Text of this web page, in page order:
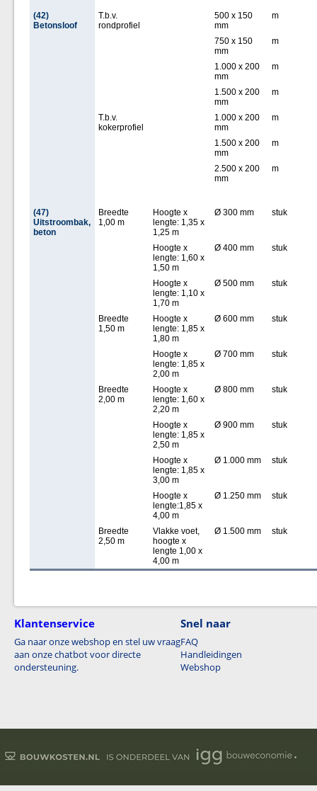
(42)
Betonsloof
T.b.v.
rondprofiel
500 x 150
mm
m
750 x 150
mm
m
1.000 x 200
mm
m
1.500 x 200
mm
m
T.b.v.
kokerprofiel
1.000 x 200
mm
m
1.500 x 200
mm
m
2.500 x 200
mm
m
(47)
Uitstroombak,
beton
Breedte
1,00 m
Hoogte x
lengte: 1,35 x
1,25 m
Ø 300 mm stuk
Hoogte x
lengte: 1,60 x
1,50 m
Ø 400 mm stuk
Hoogte x
lengte: 1,10 x
1,70 m
Ø 500 mm stuk
Breedte
1,50 m
Hoogte x
lengte: 1,85 x
1,80 m
Ø 600 mm stuk
Hoogte x
lengte: 1,85 x
2,00 m
Ø 700 mm stuk
Breedte
2,00 m
Hoogte x
lengte: 1,60 x
2,20 m
Ø 800 mm stuk
Hoogte x
lengte: 1,85 x
2,50 m
Ø 900 mm stuk
Hoogte x
lengte: 1,85 x
3,00 m
Ø 1.000 mm stuk
Hoogte x
lengte:1,85 x
4,00 m
Ø 1.250 mm stuk
Breedte
2,50 m
Vlakke voet,
hoogte x
lengte 1,00 x
4,00 m
Ø 1.500 mm stuk
Klantenservice
Ga naar onze webshop en stel uw vraag
aan onze chatbot voor directe
ondersteuning.
Snel naar
FAQ
Handleidingen
Webshop